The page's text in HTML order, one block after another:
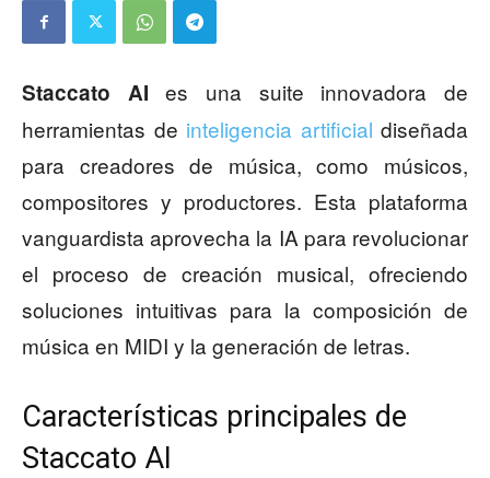
Staccato AI es una suite innovadora de
herramientas de inteligencia artificial diseñada
para creadores de música, como músicos,
compositores y productores. Esta plataforma
vanguardista aprovecha la IA para revolucionar
el proceso de creación musical, ofreciendo
soluciones intuitivas para la composición de
música en MIDI y la generación de letras.
Características principales de
Staccato AI